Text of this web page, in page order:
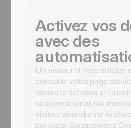
Activez vos
avec des
Un visiteur lit trois articles
consulte votre page
repère le schéma et
séquence email sur
visiteur abandonne le
boutique Squarespace